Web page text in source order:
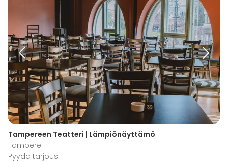
Tampereen Teatteri | Lämpiönäyttämö
Tampere
Pyydä tarjous